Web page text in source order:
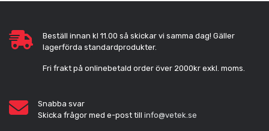
Beställ innan kl 11.00 så skickar vi samma dag! Gäller
lagerförda standardprodukter.
Fri frakt på onlinebetald order över 2000kr exkl. moms.
Snabba svar
Skicka frågor med e-post till info@vetek.se